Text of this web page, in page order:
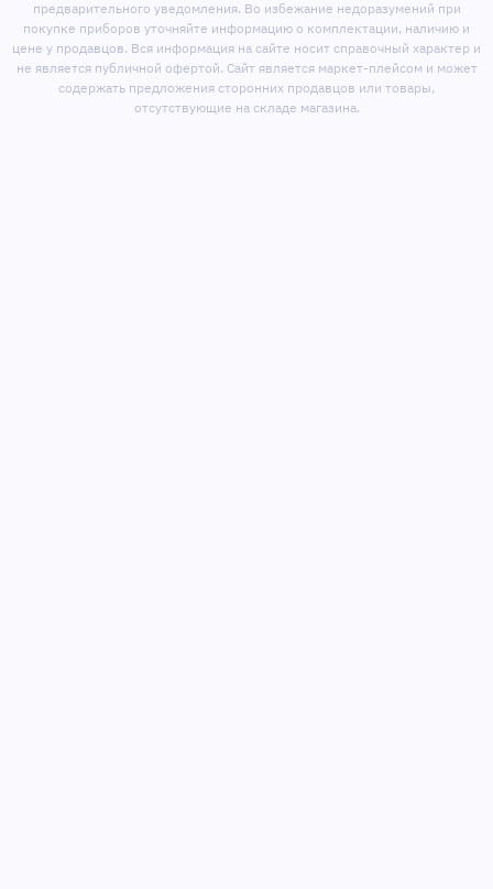
предварительного уведомления. Во избежание недоразумений при
покупке приборов уточняйте информацию о комплектации, наличию и
цене у продавцов. Вся информация на сайте носит справочный характер и
не является публичной офертой. Сайт является маркет-плейсом и может
содержать предложения сторонних продавцов или товары,
отсутствующие на складе магазина.